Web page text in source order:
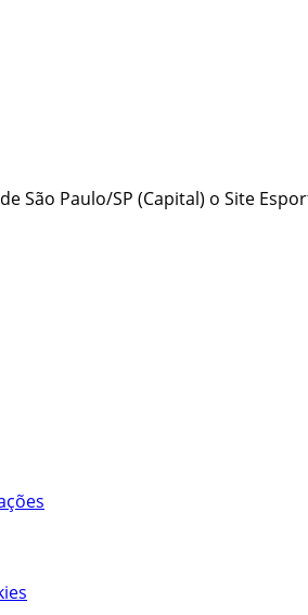
São Paulo/SP (Capital) o Site